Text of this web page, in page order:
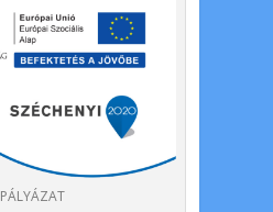
PÁLYÁZAT